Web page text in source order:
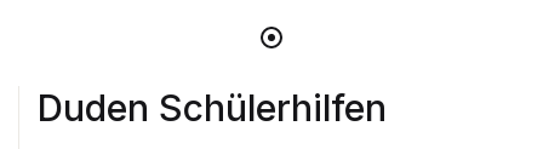
Duden Schülerhilfen